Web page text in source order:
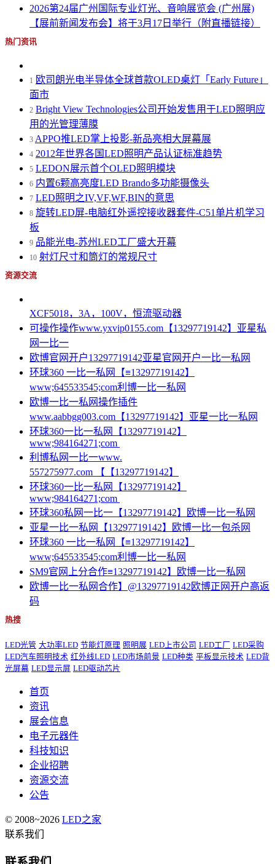
2026第24届广州国际专业灯光、音响展览会 (广州展)
【展前新闻发布会】将于3月17日举行（附直播链接）
热门资讯
1 欧司朗光电半导体全球首款OLED桌灯「Early Future」
面市
2 Bright View Technologies公司开始发售用于LED照明应
用的光管理薄膜
3 APPO推LED掌上投影-新品亮相大屏幕展
4 2012年世界各国LED照明产品认证标准趋势
5 LEDON展示首个OLED照明模块
6 内置6颗高亮度LED Brando多功能摄像头
7 LED照明之IV,VF,WF,BIN的意思
8 旋转LED屏-电脑红外遥控接收器套件-C51单片机学习
板
9 品能光电-苏州LED工厂盛大开幕
10 射灯尺寸和筒灯的常规尺寸
资源交流
XCF5018，3A，100V，恒流驱动器
可操作操作www.yxvip0155.com【13297719142】亚星私
网一比一
欧博官网开户13297719142亚星官网开户一比一私网
环球360 一比一私网【≡13297719142】
www;645533545;com利博一比一私网
欧博一比一私网操作插件
www.aabbgg003.com【13297719142】亚星一比一私网
环球360一比一私网【13297719142】
www;984164271;com
利博私网一比一www.
557275977.com 【【13297719142】
环球360一比一私网【13297719142】
www;984164271;com
环球360私网一比一【13297719142】欧博一比一私网
亚星一比一私网【13297719142】欧博一比一包杀网
环球360 一比一私网【≡13297719142】
www;645533545;com利博一比一私网
SM9官网上分合作≡13297719142】欧博一比一私网
欧博一比一私网合作】@13297719142欧博正网开户高返
码
热搜
LED光管 大功率LED 节能灯原理 照明展 LED上市公司 LED工厂 LED采购
LED汽车照明技术 红外线LED LED市场前景 LED种类 平板显示技术 LED背
光屏幕 LED显示屏 LED驱动芯片
首页
资讯
展会信息
电子元器件
科技知识
企业招聘
资源交流
公告
© 2008~2026 LED之家
联系我们